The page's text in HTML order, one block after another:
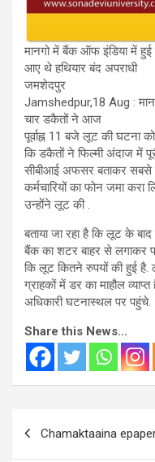
मानगो में बैंक ऑफ इंडिया में
आए थे हथियार बंद अपराधी
जमशेदपुर
Jamshedpur,18 Aug :
चार डकैतों ने आज
पूर्वाह्न 11 बजे लूट की घटना
कि डकैतों ने फिल्मी अंदाज में
सीबीआई अफसर बताकर सबसे
कर्मचारियों का फोन जमा
उन्होंने लूट की .
बताया जा रहा है कि लूट के
बैंक का शटर बाहर से लगाकर
कि लूट कितने रुपयों की हुई है.
ग्राहकों में डर का माहौल
अधिकारी घटनास्थल पर पहुंचे.
Share this News...
Chamaktaaina